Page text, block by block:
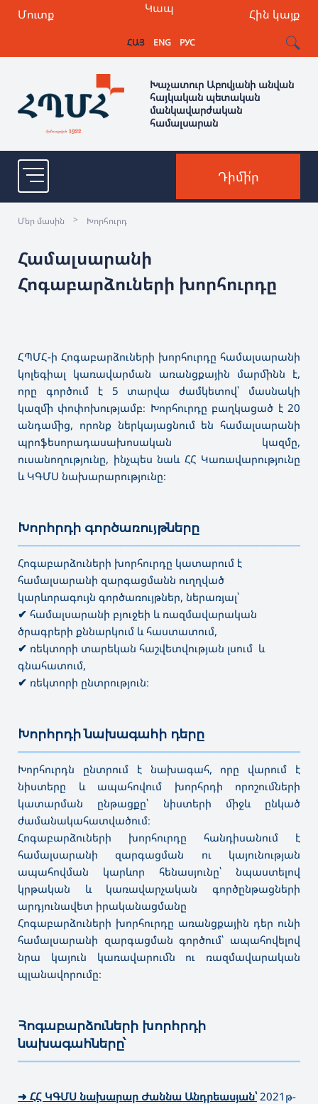
Մուտք Հին կայք
Կապ
ՀԱՅ ENG РУС
Խաչատուր Աբովյանի անվան
հայկական պետական
մանկավարժական
համալսարան
Դիմի՛ր
Մեր մասին > Խորհուրդ
Համալսարանի
Հոգաբարձուների խորհուրդը
ՀՊՄՀ-ի Հոգաբարձուների խորհուրդը համալսարանի
կոլեգիալ կառավարման առանցքային մարմինն է,
որը գործում է 5 տարվա ժամկետով՝ մասնակի
կազմի փոփոխությամբ։ Խորհուրդը բաղկացած է 20
անդամից, որոնք ներկայացնում են համալսարանի
պրոֆեսորադասախոսական կազմը,
ուսանողությունը, ինչպես նաև ՀՀ Կառավարությունը
և ԿԳՄՍ նախարարությունը։
Խորհրդի գործառույթները
Հոգաբարձուների խորհուրդը կատարում է
համալսարանի զարգացմանն ուղղված
կարևորագույն գործառույթներ, ներառյալ՝
✔ համալսարանի բյուջեի և ռազմավարական
ծրագրերի քննարկում և հաստատում,
✔ ռեկտորի տարեկան հաշվետվության լսում և
գնահատում,
✔ ռեկտորի ընտրություն։
Խորհրդի նախագահի դերը
Խորհուրդն ընտրում է նախագահ, որը վարում է
նիստերը և ապահովում խորհրդի որոշումների
կատարման ընթացքը՝ նիստերի միջև ընկած
ժամանակահատվածում։
Հոգաբարձուների խորհուրդը հանդիսանում է
համալսարանի զարգացման ու կայունության
ապահովման կարևոր հենասյունը՝ նպաստելով
կրթական և կառավարչական գործընթացների
արդյունավետ իրականացմանը
Հոգաբարձուների խորհուրդը առանցքային դեր ունի
համալսարանի զարգացման գործում՝ ապահովելով
նրա կայուն կառավարումն ու ռազմավարական
պլանավորումը։
Հոգաբարձուների խորհրդի
նախագահները՝
➜ ՀՀ ԿԳՄՍ նախարար Ժաննա Անդրեասյան՝ 2021թ-